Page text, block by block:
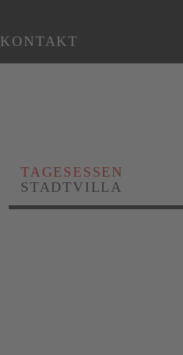
KONTAKT
TAGESESSEN
STADTVILLA